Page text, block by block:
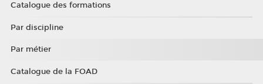
Catalogue des formations
Par discipline
Par métier
Catalogue de la FOAD